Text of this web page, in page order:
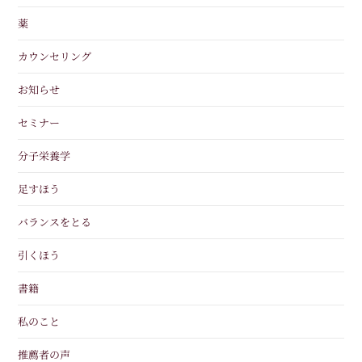
薬
カウンセリング
お知らせ
セミナー
分子栄養学
足すほう
バランスをとる
引くほう
書籍
私のこと
推薦者の声